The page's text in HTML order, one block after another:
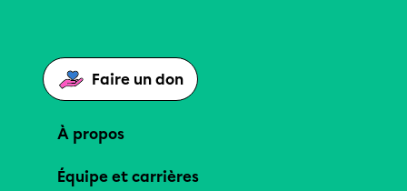
Faire un don
À propos
Équipe et carrières